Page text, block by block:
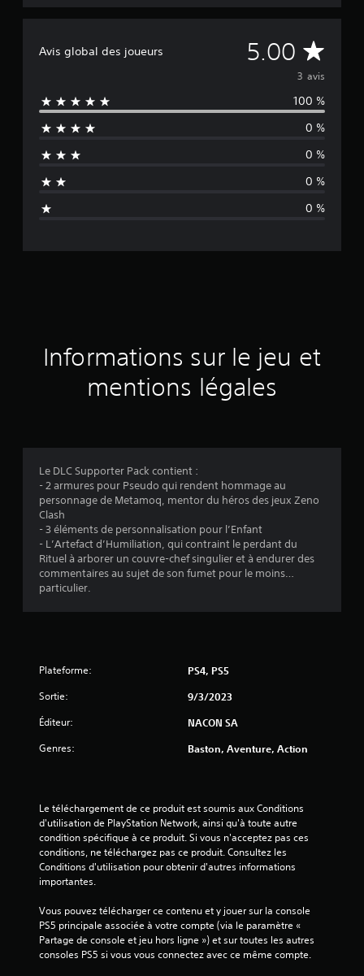
Avis global des joueurs 5.00 M
o
y
e
n
n
d
a
s
:
t
e
s
u
(
3
3 avis
100 %
0 %
0 %
0 %
0 %
Informations sur le jeu et
mentions légales
Le DLC Supporter Pack contient :
- 2 armures pour Pseudo qui rendent hommage au
personnage de Metamoq, mentor du héros des jeux Zeno
Clash
- 3 éléments de personnalisation pour l’Enfant
- L’Artefact d’Humiliation, qui contraint le perdant du
Rituel à arborer un couvre-chef singulier et à endurer des
commentaires au sujet de son fumet pour le moins…
particulier.
Plateforme: PS4, PS5
Sortie: 9/3/2023
Éditeur: NACON SA
Genres: Baston, Aventure, Action
Le téléchargement de ce produit est soumis aux Conditions
d'utilisation de PlayStation Network, ainsi qu'à toute autre
condition spécifique à ce produit. Si vous n'acceptez pas ces
conditions, ne téléchargez pas ce produit. Consultez les
Conditions d'utilisation pour obtenir d'autres informations
importantes.
Vous pouvez télécharger ce contenu et y jouer sur la console
PS5 principale associée à votre compte (via le paramètre «
Partage de console et jeu hors ligne ») et sur toutes les autres
consoles PS5 si vous vous connectez avec ce même compte.